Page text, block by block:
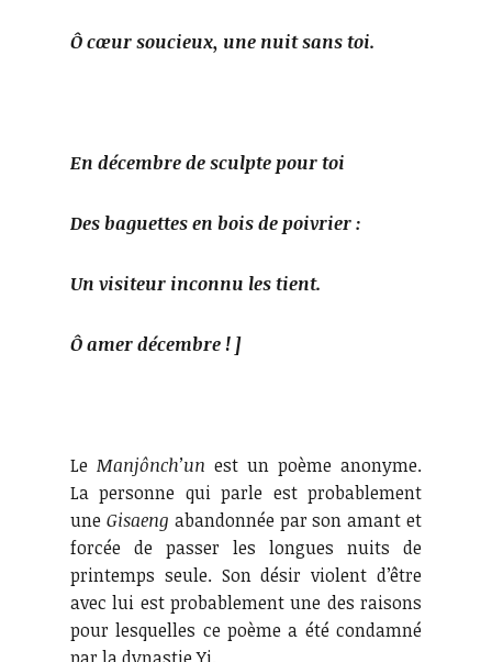
Ô cœur soucieux, une nuit sans toi.
En décembre de sculpte pour toi
Des baguettes en bois de poivrier :
Un visiteur inconnu les tient.
Ô amer décembre ! ]
Le Manjônch’un est un poème anonyme.
La personne qui parle est probablement
une Gisaeng abandonnée par son amant et
forcée de passer les longues nuits de
printemps seule. Son désir violent d’être
avec lui est probablement une des raisons
pour lesquelles ce poème a été condamné